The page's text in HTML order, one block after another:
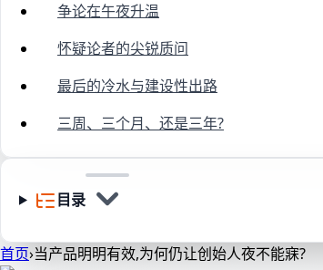
争论在午夜升温
怀疑论者的尖锐质问
最后的冷水与建设性出路
三周、三个月、还是三年?
目录
首页›当产品明明有效,为何仍让创始人夜不能寐?